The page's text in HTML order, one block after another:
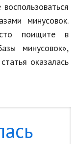
минусовок.
поищите в
минусовок»,
оказалась